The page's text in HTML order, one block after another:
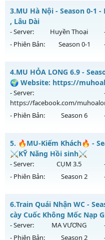
Thể loại: Mu Nguyên bản
Antihack: antihack
Mu Hoàng Kim Classic -
Mu mới ra tháng 08 2026 -
ngày 08/08/2626
Exp: 500x - Drop: 20%
Thể loại: Mu Nguyên bản
Antihack: X-Team
3.MU Hà Nội - Season 0-1
, Lâu Dài
- Server: Huyền Thoại
- Phiên Bản:
Season 0-1
MU Hà Nội - Ổn Định , Lâu
Mu mới ra tháng 08 2026 -
14h ngày 15/08/2626
Exp: 100x - Drop: 10%
Antihack: ICM
4.MU HỎA LONG 6.9 -
🌍 Website: https://
- Server:
https://facebook.com/
- Phiên Bản: Season 6
MU HỎA LONG 6.9 - 🌍
Mu mới ra tháng 08 2026 -
https://facebook.com/
04/08/2626
Kiểu reset: Non Reset
Thể loại: Mu Nguyên bản
Antihack: XShield
5. 🔥MU-Kiếm Khách🔥 -
⚔️KỸ Năng Hồi sinh⚔️
- Server: CỤM 3.5
- Phiên Bản:
Season 2
🔥MU-Kiếm Khách🔥 -
Mu mới ra tháng 08 2026 -
ngày 07/08/2626
6.Train Quái Nhận WC -
cày Cuốc Không Mốc Nạp
- Server: MA VƯƠNG
- Phiên Bản:
Season 2